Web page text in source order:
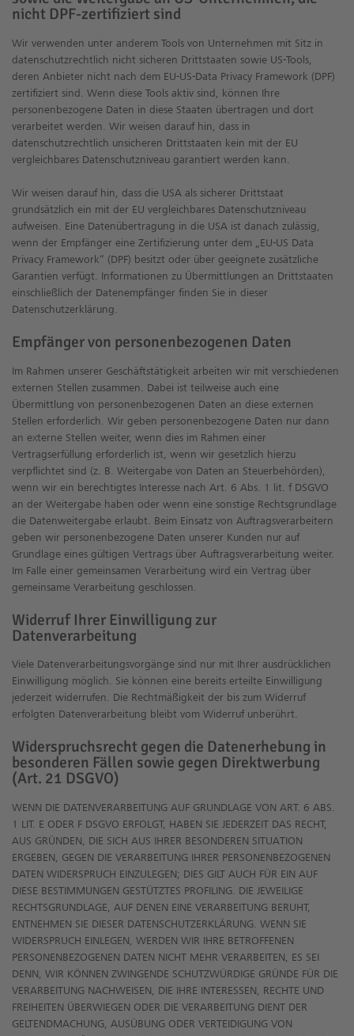
nicht DPF-zertifiziert sind
Wir verwenden unter anderem Tools von Unternehmen mit Sitz in
datenschutzrechtlich nicht sicheren Drittstaaten sowie US-Tools,
deren Anbieter nicht nach dem EU-US-Data Privacy Framework (DPF)
zertifiziert sind. Wenn diese Tools aktiv sind, können Ihre
personenbezogene Daten in diese Staaten übertragen und dort
verarbeitet werden. Wir weisen darauf hin, dass in
datenschutzrechtlich unsicheren Drittstaaten kein mit der EU
vergleichbares Datenschutzniveau garantiert werden kann.
Wir weisen darauf hin, dass die USA als sicherer Drittstaat
grundsätzlich ein mit der EU vergleichbares Datenschutzniveau
aufweisen. Eine Datenübertragung in die USA ist danach zulässig,
wenn der Empfänger eine Zertifizierung unter dem „EU-US Data
Privacy Framework“ (DPF) besitzt oder über geeignete zusätzliche
Garantien verfügt. Informationen zu Übermittlungen an Drittstaaten
einschließlich der Datenempfänger finden Sie in dieser
Datenschutzerklärung.
Empfänger von personenbezogenen Daten
Im Rahmen unserer Geschäftstätigkeit arbeiten wir mit verschiedenen
externen Stellen zusammen. Dabei ist teilweise auch eine
Übermittlung von personenbezogenen Daten an diese externen
Stellen erforderlich. Wir geben personenbezogene Daten nur dann
an externe Stellen weiter, wenn dies im Rahmen einer
Vertragserfüllung erforderlich ist, wenn wir gesetzlich hierzu
verpflichtet sind (z. B. Weitergabe von Daten an Steuerbehörden),
wenn wir ein berechtigtes Interesse nach Art. 6 Abs. 1 lit. f DSGVO
an der Weitergabe haben oder wenn eine sonstige Rechtsgrundlage
die Datenweitergabe erlaubt. Beim Einsatz von Auftragsverarbeitern
geben wir personenbezogene Daten unserer Kunden nur auf
Grundlage eines gültigen Vertrags über Auftragsverarbeitung weiter.
Im Falle einer gemeinsamen Verarbeitung wird ein Vertrag über
gemeinsame Verarbeitung geschlossen.
Widerruf Ihrer Einwilligung zur
Datenverarbeitung
Viele Datenverarbeitungsvorgänge sind nur mit Ihrer ausdrücklichen
Einwilligung möglich. Sie können eine bereits erteilte Einwilligung
jederzeit widerrufen. Die Rechtmäßigkeit der bis zum Widerruf
erfolgten Datenverarbeitung bleibt vom Widerruf unberührt.
Widerspruchsrecht gegen die Datenerhebung in
besonderen Fällen sowie gegen Direktwerbung
(Art. 21 DSGVO)
WENN DIE DATENVERARBEITUNG AUF GRUNDLAGE VON ART. 6 ABS.
1 LIT. E ODER F DSGVO ERFOLGT, HABEN SIE JEDERZEIT DAS RECHT,
AUS GRÜNDEN, DIE SICH AUS IHRER BESONDEREN SITUATION
ERGEBEN, GEGEN DIE VERARBEITUNG IHRER PERSONENBEZOGENEN
DATEN WIDERSPRUCH EINZULEGEN; DIES GILT AUCH FÜR EIN AUF
DIESE BESTIMMUNGEN GESTÜTZTES PROFILING. DIE JEWEILIGE
RECHTSGRUNDLAGE, AUF DENEN EINE VERARBEITUNG BERUHT,
ENTNEHMEN SIE DIESER DATENSCHUTZERKLÄRUNG. WENN SIE
WIDERSPRUCH EINLEGEN, WERDEN WIR IHRE BETROFFENEN
PERSONENBEZOGENEN DATEN NICHT MEHR VERARBEITEN, ES SEI
DENN, WIR KÖNNEN ZWINGENDE SCHUTZWÜRDIGE GRÜNDE FÜR DIE
VERARBEITUNG NACHWEISEN, DIE IHRE INTERESSEN, RECHTE UND
FREIHEITEN ÜBERWIEGEN ODER DIE VERARBEITUNG DIENT DER
GELTENDMACHUNG, AUSÜBUNG ODER VERTEIDIGUNG VON